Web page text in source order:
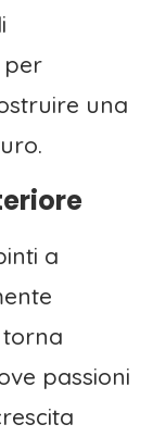
per
una
a
passioni